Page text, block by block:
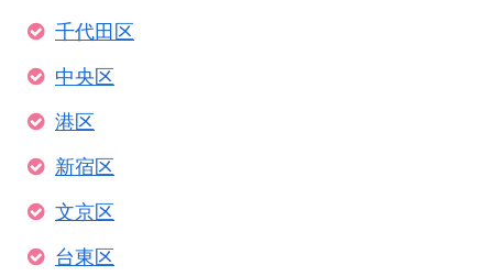
千代田区
中央区
港区
新宿区
文京区
台東区